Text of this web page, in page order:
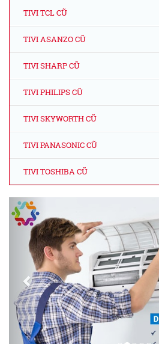
TIVI TCL CŨ
TIVI ASANZO CŨ
TIVI SHARP CŨ
TIVI PHILIPS CŨ
TIVI SKYWORTH CŨ
TIVI PANASONIC CŨ
TIVI TOSHIBA CŨ
Previous